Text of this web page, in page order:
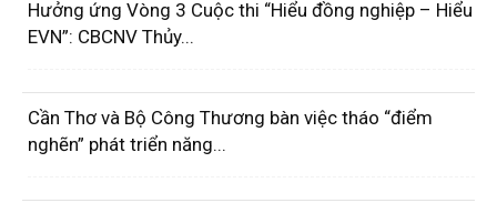
Hưởng ứng Vòng 3 Cuộc thi “Hiểu đồng nghiệp – Hiểu
EVN”: CBCNV Thủy...
Cần Thơ và Bộ Công Thương bàn việc tháo “điểm
nghẽn” phát triển năng...